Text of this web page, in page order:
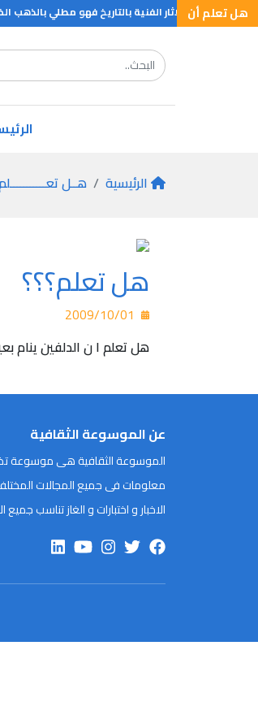
هل تعلم أن
الرئيسية هــل
هل تعلم؟؟؟
هل تعلم ا ن الدلفين ينام
عن الموسوعة الثقافية
الموسوعة الثقافية هى موسوعة
معلومات فى جميع المجالات
الاخبار و اختبارات و الغاز تناسب جميع